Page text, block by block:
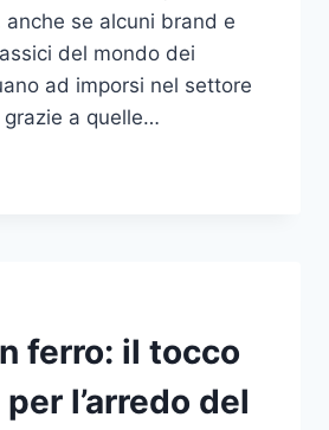
anche se alcuni brand e
del mondo dei
ad imporsi nel settore
a quelle…
ferro: il tocco
l’arredo del